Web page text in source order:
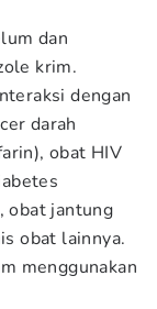
dan
krim.
dengan
darah
obat HIV
obat jantung
obat lainnya.
menggunakan